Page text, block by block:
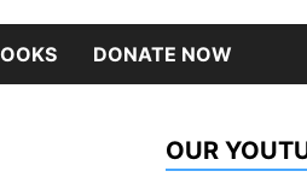
DONATE NOW
OUR